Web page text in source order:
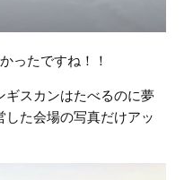
ったですね！！
ギスカンはたべるのに夢
た会場の写真だけアッ